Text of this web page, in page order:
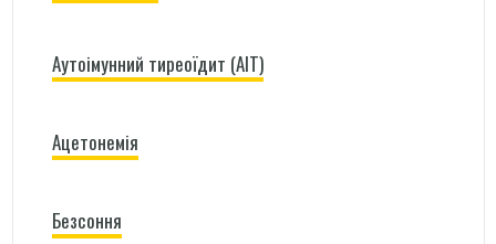
Аутоімунний тиреоїдит (АІТ)
Ацетонемія
Безсоння